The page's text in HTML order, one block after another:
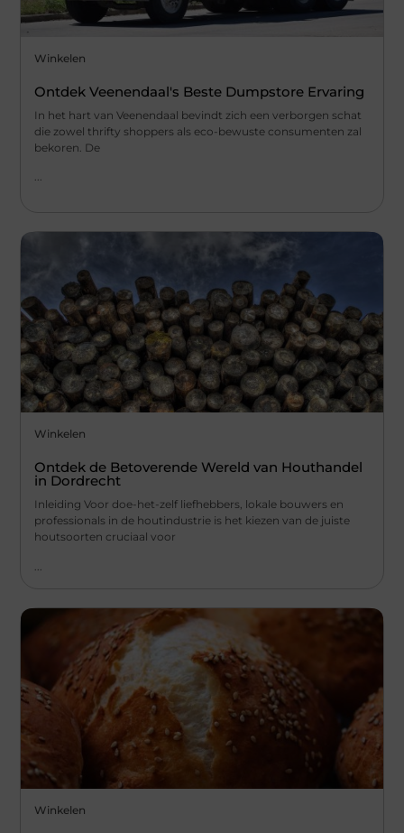
Winkelen
Ontdek Veenendaal's Beste Dumpstore Ervaring
In het hart van Veenendaal bevindt zich een verborgen schat
die zowel thrifty shoppers als eco-bewuste consumenten zal
bekoren. De
...
Winkelen
Ontdek de Betoverende Wereld van Houthandel
in Dordrecht
Inleiding Voor doe-het-zelf liefhebbers, lokale bouwers en
professionals in de houtindustrie is het kiezen van de juiste
houtsoorten cruciaal voor
Winkelen